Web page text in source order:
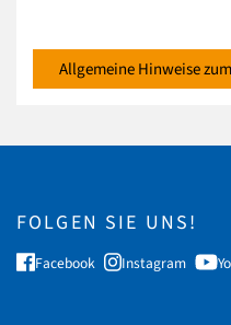
Allgemeine Hinweise
FOLGEN SIE UNS!
Facebook Instagram